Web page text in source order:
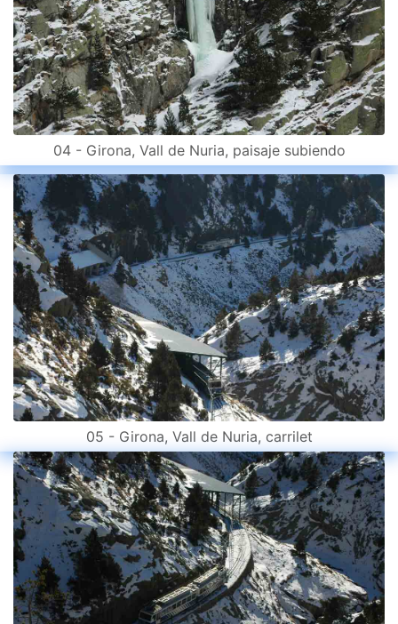
04 - Girona, Vall de Nuria, paisaje subiendo
05 - Girona, Vall de Nuria, carrilet